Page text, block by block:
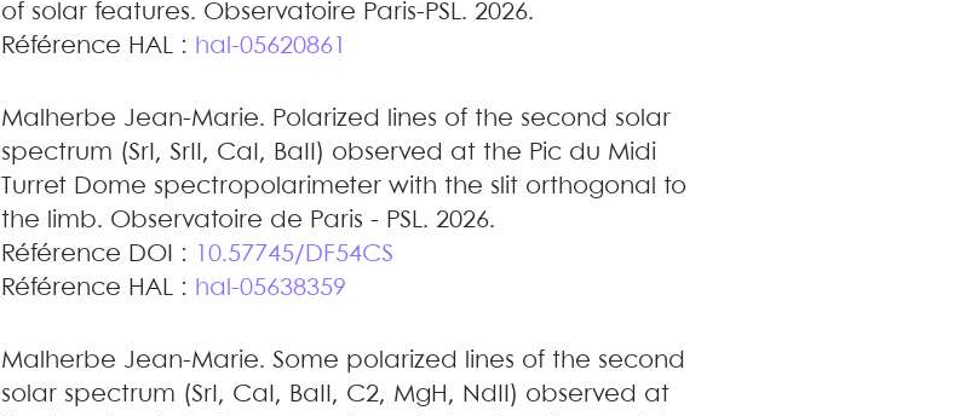
of solar features. Observatoire Paris-PSL. 2026.
Référence HAL : hal-05620861
Malherbe Jean-Marie. Polarized lines of the second solar
spectrum (SrI, SrII, CaI, BaII) observed at the Pic du Midi
Turret Dome spectropolarimeter with the slit orthogonal to
the limb. Observatoire de Paris - PSL. 2026.
Référence DOI :
10.57745/DF54CS
Référence HAL : hal-05638359
Malherbe Jean-Marie.Some polarized lines of the second
solar spectrum (SrI, CaI, BaII, C2, MgH, NdII) observed at